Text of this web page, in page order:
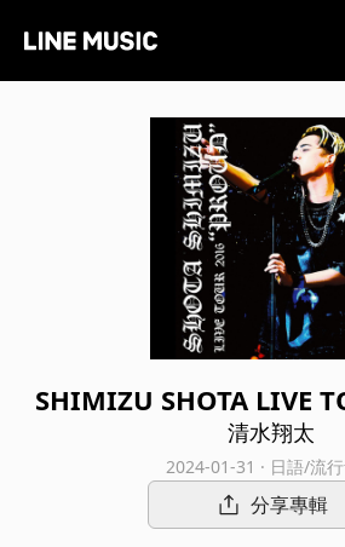
SHIMIZU SHOTA LIVE
OUD
清水翔太
2024-01-31 · 日語/流
分享專輯